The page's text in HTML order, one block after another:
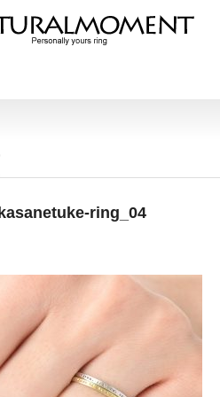
kasanetuke-ring_04